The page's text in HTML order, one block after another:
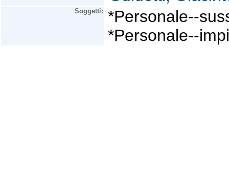
Soggetti:
*Personale--
*Personale--